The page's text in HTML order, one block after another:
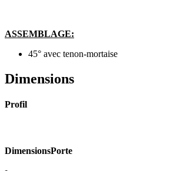
ASSEMBLAGE:
45° avec tenon-mortaise
Dimensions
Profil
DimensionsPorte